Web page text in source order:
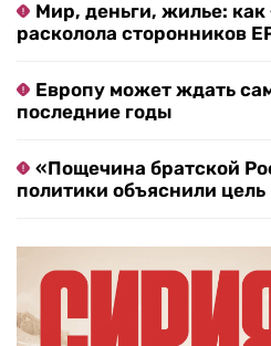
Мир, деньги, жилье:
расколола сторонников
Европу может ждать
последние годы
«Пощечина братской
политики объяснили цель